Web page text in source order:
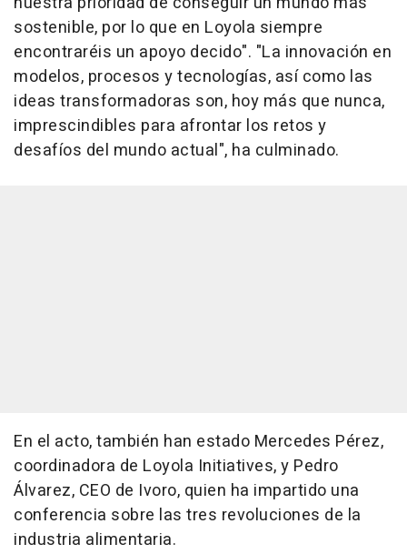
sostenible, por lo que en Loyola siempre
encontraréis un apoyo decido". "La innovación en
modelos, procesos y tecnologías, así como las
ideas transformadoras son, hoy más que nunca,
imprescindibles para afrontar los retos y
desafíos del mundo actual", ha culminado.
En el acto, también han estado Mercedes Pérez,
coordinadora de Loyola Initiatives, y Pedro
Álvarez, CEO de Ivoro, quien ha impartido una
conferencia sobre las tres revoluciones de la
industria alimentaria.